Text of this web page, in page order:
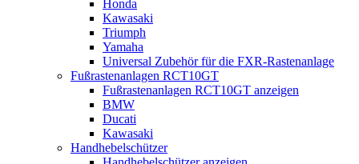
Honda
Kawasaki
Triumph
Yamaha
Universal Zubehör für die FXR-Rastenanlage
Fußrastenanlagen RCT10GT
Fußrastenanlagen RCT10GT anzeigen
BMW
Ducati
Kawasaki
Handhebelschützer